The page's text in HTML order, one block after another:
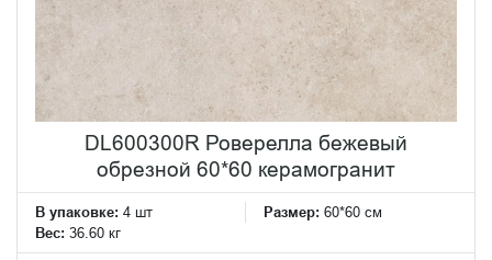
DL600300R Роверелла бежевый
обрезной 60*60 керамогранит
В упаковке: 4 шт Размер: 60*60 см
Вес: 36.60 кг